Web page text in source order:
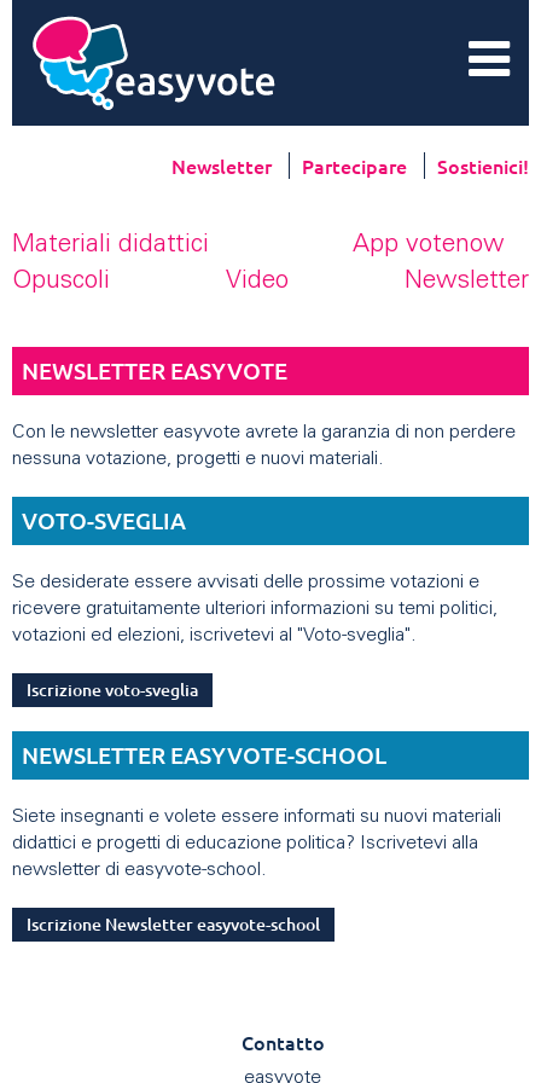
Newsletter Partecipare Sostienici!
Materiali didattici
App votenow
Opuscoli
Video Newsletter
NEWSLETTER EASYVOTE
Con le newsletter easyvote avrete la garanzia di non perdere
nessuna votazione, progetti e nuovi materiali.
VOTO-SVEGLIA
Se desiderate essere avvisati delle prossime votazioni e
ricevere gratuitamente ulteriori informazioni su temi politici,
votazioni ed elezioni, iscrivetevi al "Voto-sveglia".
Iscrizione voto-sveglia
NEWSLETTER EASYVOTE-SCHOOL
Siete insegnanti e volete essere informati su nuovi materiali
didattici e progetti di educazione politica? Iscrivetevi alla
newsletter di easyvote-school.
Iscrizione Newsletter easyvote-school
Contatto
easyvote